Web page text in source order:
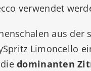
verwendet
aus der
Limoncello
diedominanten